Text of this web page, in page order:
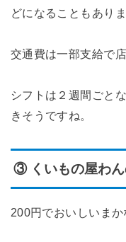
どになることもありま
交通費は一部支給で
シフトは２週間ごと
きそうですね。
③ くいもの屋わ
200円でおいしいまか